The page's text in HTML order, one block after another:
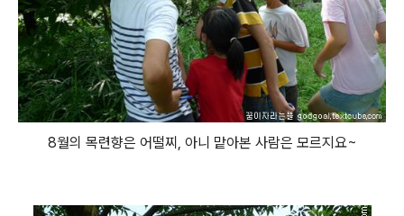
8월의 목련향은 어떨찌, 아니 맡아본 사람은 모르지요~